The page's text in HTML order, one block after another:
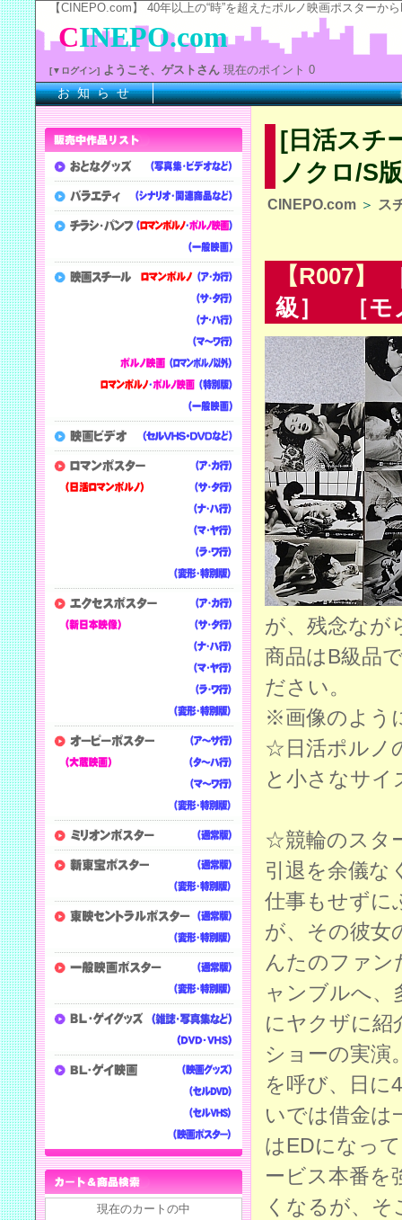
【CINEPO.com】 40年以上の“時”を超えたポルノ映画ポスター
[日活スチ
ノクロ/S
CINEPO.com ＞ ス
【R007】
[
級］ ［モ
が、残念なが
商品はB級品
ださい。
※画像のよう
☆日活ポルノ
と小さなサイ
☆競輪のスタ
引退を余儀な
仕事もせずに
が、その彼女
んたのファン
ャンブルへ、
にヤクザに紹
ショーの実演
を呼び、日に
いでは借金は
はEDになっ
ービス本番を
くなるが、
現在のカートの中
※上
CINEPO.com
[▼ログイン] ようこそ、ゲストさん 現在のポイント 0
お 知 ら せ